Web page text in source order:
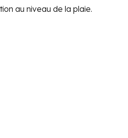
au niveau de la plaie.